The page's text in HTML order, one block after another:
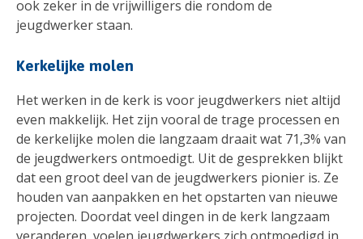
ook zeker in de vrijwilligers die rondom de
jeugdwerker staan.
Kerkelijke molen
Het werken in de kerk is voor jeugdwerkers niet altijd
even makkelijk. Het zijn vooral de trage processen en
de kerkelijke molen die langzaam draait wat 71,3% van
de jeugdwerkers ontmoedigt. Uit de gesprekken blijkt
dat een groot deel van de jeugdwerkers pionier is. Ze
houden van aanpakken en het opstarten van nieuwe
projecten. Doordat veel dingen in de kerk langzaam